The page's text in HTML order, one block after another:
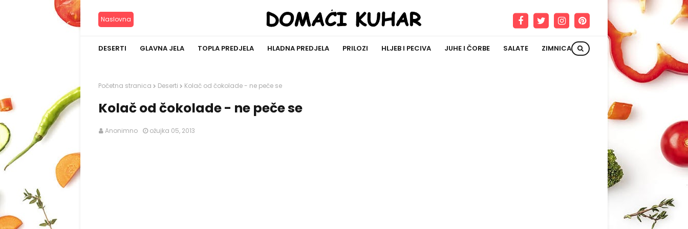
Naslovna
DESERTI GLAVNA JELA TOPLA PREDJELA HLADNA PREDJELA PRILOZI HLJEB I PECIVA JUHE I ČORBE SALATE ZIMNICA
Početna stranica Deserti Kolač od čokolade - ne peče se
Kolač od čokolade - ne peče se
Anonimno ožujka 05, 2013